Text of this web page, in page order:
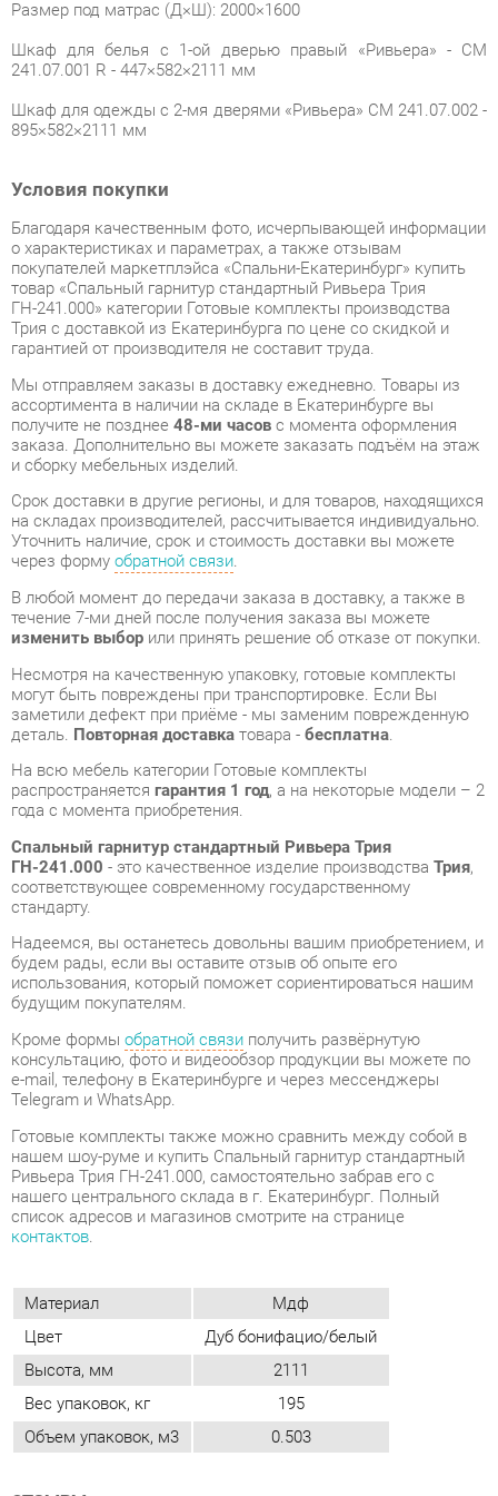
895×582×2111 мм
Условия покупки
Благодаря качественным фото, исчерпывающей информации
товар «Спальный гарнитур стандартный Ривьера Трия
Трия с доставкой из Екатеринбурга по цене со скидкой и
гарантией от производителя не составит труда.
Мы отправляем заказы в доставку ежедневно. Товары из
ассортимента в наличии на складе в Екатеринбурге вы
получите не позднее 48-ми часовс момента оформления
заказа. Дополнительно вы можете заказать подъём на этаж
Срок доставки в другие регионы, и для товаров, находящихся
на складах производителей, рассчитывается индивидуально.
Уточнить наличие, срок и стоимость доставки вы можете
через формуобратной связи.
В любой момент до передачи заказа в доставку, а также в
течение 7-ми дней после получения заказа вы можете
изменить выборили принять решение об отказе от покупки.
Несмотря на качественную упаковку, готовые комплекты
могут быть повреждены при транспортировке. Если Вы
заметили дефект при приёме - мы заменим поврежденную
деталь.Повторная доставкатовара -бесплатна.
распространяетсягарантия 1 год, а на некоторые модели – 2
года с момента приобретения.
Спальный гарнитур стандартный Ривьера Трия
соответствующее современному государственному
стандарту.
Надеемся, вы останетесь довольны вашим приобретением, и
будем рады, если вы оставите отзыв об опыте его
использования, который поможет сориентироваться нашим
будущим покупателям.
Кроме формы
консультацию, фото и видеообзор продукции вы можете по
e-mail, телефону в Екатеринбурге и через мессенджеры
Telegram и WhatsApp.
Готовые комплекты также можно сравнить между собой в
нашем шоу-руме и купить Спальный гарнитур стандартный
Ривьера Трия ГН-241.000, самостоятельно забрав его с
нашего центрального склада в г. Екатеринбург. Полный
список адресов и магазинов смотрите на странице
контактов.
Материал
Мдф
Цвет
Дуб бонифацио/белый
Высота, мм
Объем упаковок, м3 0.503
ОТЗЫВЫ
Пока нет отзывов, поделитесь первым своим мнением.
ДОБАВИТЬ ОТЗЫВ